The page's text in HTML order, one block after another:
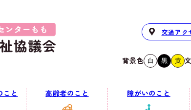
交通アク
背景色 白 黒 黄
こと 高齢者のこと 障がいのこと